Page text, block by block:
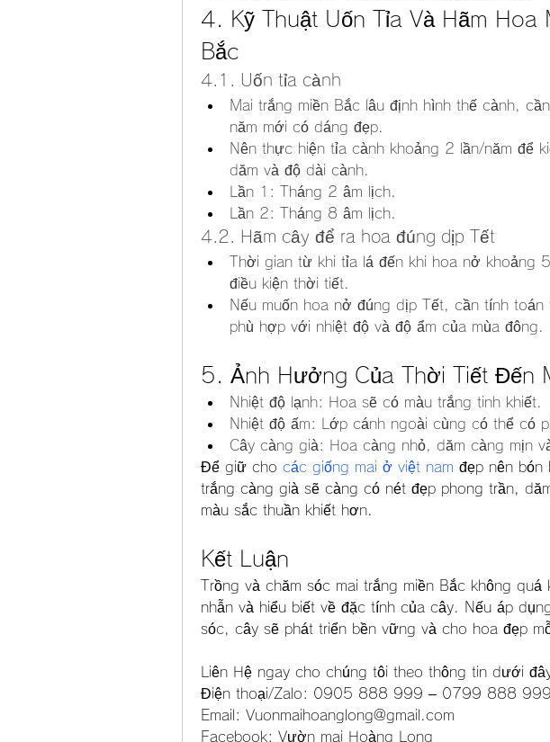
4. Kỹ Thuật Uốn Tỉa Và Hãm Hoa
Bắc
4.1. Uốn tỉa cành
Mai trắng miền Bắc lâu định hình thế cành,
năm mới có dáng đẹp.
Nên thực hiện tỉa cành khoảng 2 lần/năm để
dăm và độ dài cành.
Lần 1: Tháng 2 âm lịch.
Lần 2: Tháng 8 âm lịch.
4.2. Hãm cây để ra hoa đúng dịp Tết
Thời gian từ khi tỉa lá đến khi hoa nở khoảng
điều kiện thời tiết.
Nếu muốn hoa nở đúng dịp Tết, cần tính
phù hợp với nhiệt độ và độ ẩm của mùa đông.
5. Ảnh Hưởng Của Thời Tiết Đến
Nhiệt độ lạnh: Hoa sẽ có màu trắng tinh khiết.
Nhiệt độ ấm: Lớp cánh ngoài cùng có thể có
Cây càng già: Hoa càng nhỏ, dăm càng mịn
Để giữ cho các giống mai ở việt nam đẹp nên bón
trắng càng già sẽ càng có nét đẹp phong trần,
màu sắc thuần khiết hơn.
Kết Luận
Trồng và chăm sóc mai trắng miền Bắc không
nhẫn và hiểu biết về đặc tính của cây. Nếu áp
sóc, cây sẽ phát triển bền vững và cho hoa đẹp
Liên Hệ ngay cho chúng tôi theo thông tin dưới
Điện thoại/Zalo: 0905 888 999 – 0799 888
Email: Vuonmaihoanglong@gmail.com
Facebook: Vườn mai Hoàng Long